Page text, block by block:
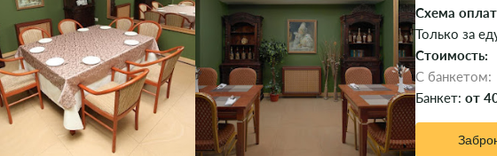
Схема
Только за
Стоимость:
C банкетом:
Банкет: от